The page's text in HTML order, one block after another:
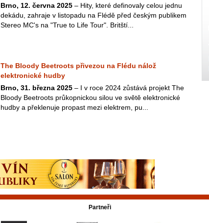
Brno, 12. června 2025 – Hity, které definovaly celou jednu
dekádu, zahraje v listopadu na Flédě před českým publikem
Stereo MC's na "True to Life Tour". Britští...
The Bloody Beetroots přivezou na Flédu nálož
elektronické hudby
Brno, 31. března 2025 – I v roce 2024 zůstává projekt The
Bloody Beetroots průkopnickou silou ve světě elektronické
hudby a překlenuje propast mezi elektrem, pu...
Partneři